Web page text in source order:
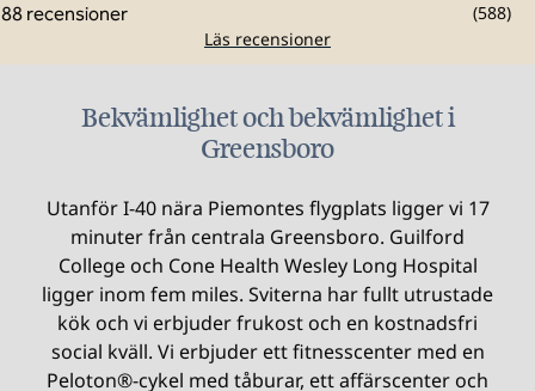
(588)
Läs recensioner
Bekvämlighet och bekvämlighet i
Greensboro
Utanför I-40 nära Piemontes flygplats ligger vi 17
minuter från centrala Greensboro. Guilford
College och Cone Health Wesley Long Hospital
ligger inom fem miles. Sviterna har fullt utrustade
kök och vi erbjuder frukost och en kostnadsfri
social kväll. Vi erbjuder ett fitnesscenter med en
Peloton®-cykel med tåburar, ett affärscenter och